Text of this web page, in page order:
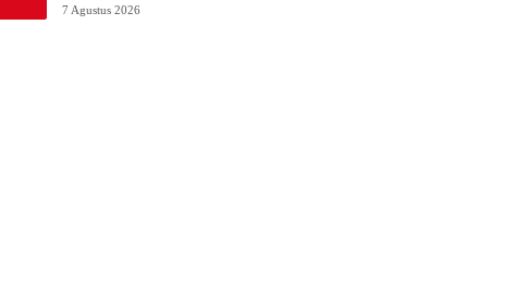
Dalam Rangka Mendukung Ketahanan
7 Agustus 2026